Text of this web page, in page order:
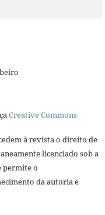
Creative Commons
à revista o direito de
licenciado sob a
permite o
da autoria e